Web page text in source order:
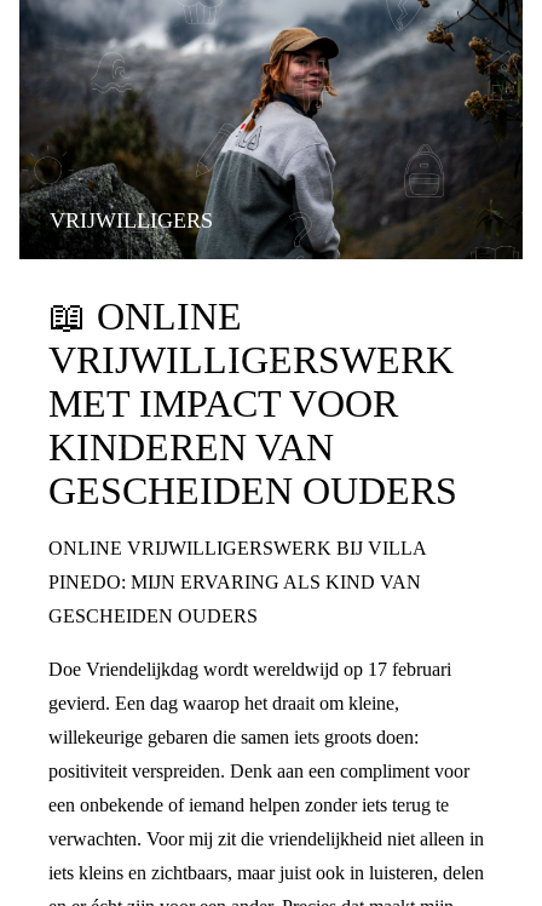
VRIJWILLIGERS
📖 ONLINE
VRIJWILLIGERSWERK
MET IMPACT VOOR
KINDEREN VAN
GESCHEIDEN OUDERS
ONLINE VRIJWILLIGERSWERK BIJ VILLA
PINEDO: MIJN ERVARING ALS KIND VAN
GESCHEIDEN OUDERS
Doe Vriendelijkdag wordt wereldwijd op 17 februari
gevierd. Een dag waarop het draait om kleine,
willekeurige gebaren die samen iets groots doen:
positiviteit verspreiden. Denk aan een compliment voor
een onbekende of iemand helpen zonder iets terug te
verwachten. Voor mij zit die vriendelijkheid niet alleen in
iets kleins en zichtbaars, maar juist ook in luisteren, delen